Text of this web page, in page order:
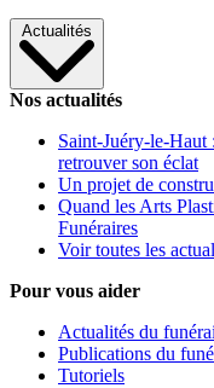
Actualités
Nos actualités
Saint-Juéry-le-Haut
retrouver son éclat
Un projet de
Quand les Arts
Funéraires
Voir toutes les
Pour vous aider
Actualités du
Publications du
Tutoriels